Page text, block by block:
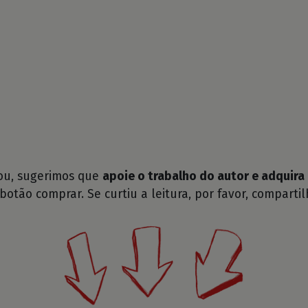
sugerimos que apoie o trabalho do autor e adquira
comprar. Se curtiu a leitura, por favor,